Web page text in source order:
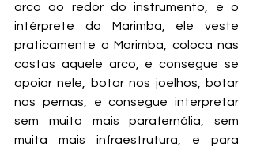
arco ao redor do instrumento, e o
intérprete da Marimba, ele veste
praticamente a Marimba, coloca nas
costas aquele arco, e consegue se
apoiar nele, botar nos joelhos, botar
nas pernas, e consegue interpretar
sem muita mais parafernália, sem
muita mais infraestrutura, e para